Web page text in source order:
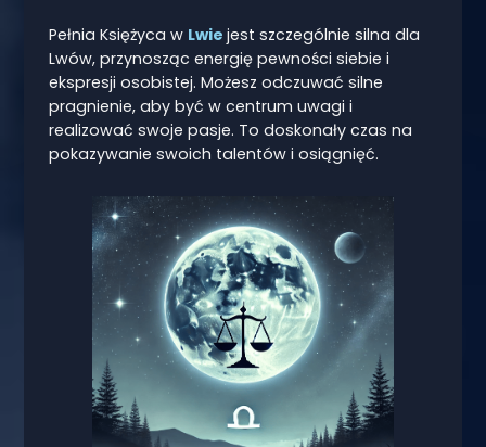
Pełnia Księżyca w Lwie jest szczególnie silna dla
Lwów, przynosząc energię pewności siebie i
ekspresji osobistej. Możesz odczuwać silne
pragnienie, aby być w centrum uwagi i
realizować swoje pasje. To doskonały czas na
pokazywanie swoich talentów i osiągnięć.